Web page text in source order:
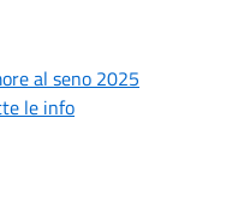
al seno 2025
le info